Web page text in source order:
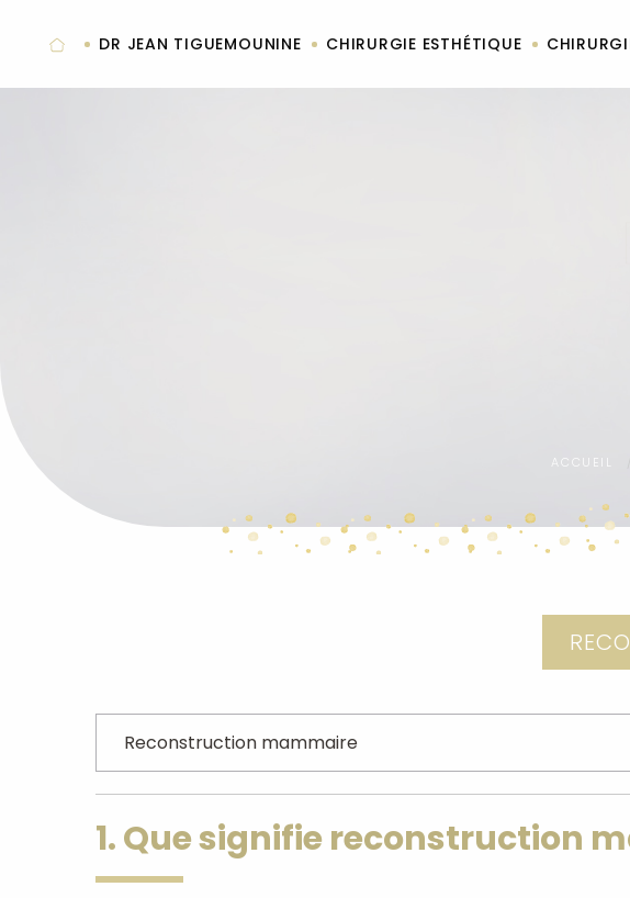
DR JEAN TIGUEMOUNINE CHIRURGIE ESTHÉTIQUE
ACCUEIL
1. Que signifie reconstruction